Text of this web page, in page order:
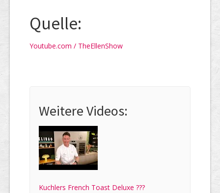
Quelle:
Youtube.com / TheEllenShow
Weitere Videos:
Kuchlers French Toast Deluxe ???